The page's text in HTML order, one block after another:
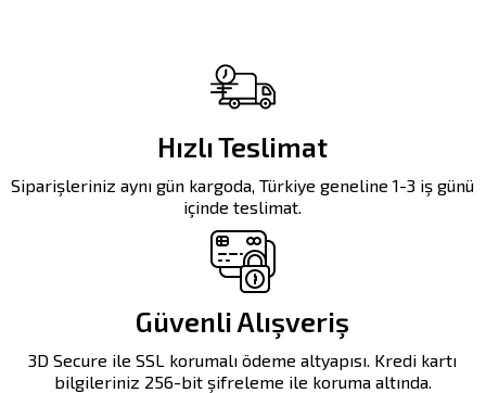
Hızlı Teslimat
Siparişleriniz aynı gün kargoda, Türkiye geneline 1-3 iş günü
içinde teslimat.
Güvenli Alışveriş
3D Secure ile SSL korumalı ödeme altyapısı. Kredi kartı
bilgileriniz 256-bit şifreleme ile koruma altında.